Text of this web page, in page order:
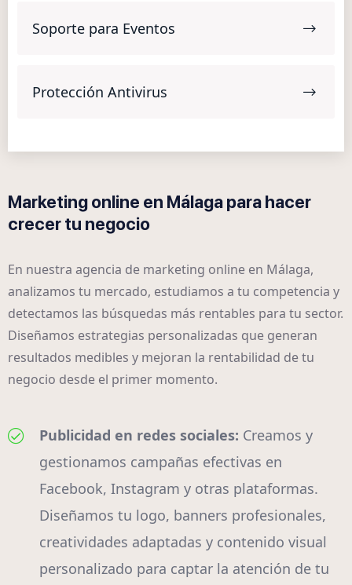
Soporte para Eventos
Protección Antivirus
Marketing online en Málaga para hacer
crecer tu negocio
En nuestra agencia de marketing online en Málaga,
analizamos tu mercado, estudiamos a tu competencia y
detectamos las búsquedas más rentables para tu sector.
Diseñamos estrategias personalizadas que generan
resultados medibles y mejoran la rentabilidad de tu
negocio desde el primer momento.
Publicidad en redes sociales: Creamos y
gestionamos campañas efectivas en
Facebook, Instagram y otras plataformas.
Diseñamos tu logo, banners profesionales,
creatividades adaptadas y contenido visual
personalizado para captar la atención de tu